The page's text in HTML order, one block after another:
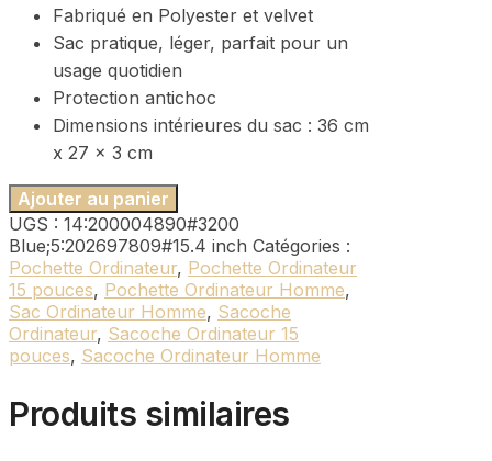
Fabriqué en Polyester et velvet
Sac pratique, léger, parfait pour un
usage quotidien
Protection antichoc
Dimensions intérieures du sac : 36 cm
x 27 x 3 cm
Ajouter au panier
UGS : 14:200004890#3200
Blue;5:202697809#15.4 inch Catégories :
Pochette Ordinateur, Pochette Ordinateur
15 pouces, Pochette Ordinateur Homme,
Sac Ordinateur Homme, Sacoche
Ordinateur, Sacoche Ordinateur 15
pouces, Sacoche Ordinateur Homme
Produits similaires